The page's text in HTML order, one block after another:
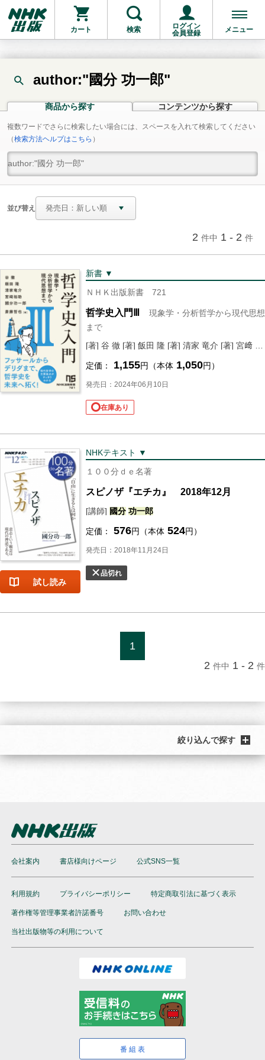
カート 検索
ログイン
会員登録
メニュー
author:"國分 功一郎"
商品から探す コンテンツから探す
複数ワードでさらに検索したい場合には、スペースを入れて検索してください
（検索方法ヘルプはこちら ）
並び替え
2 件中 1 - 2 件
新書 ▼
ＮＨＫ出版新書 721
哲学史入門Ⅲ
現象学・分析哲学から現代思想
まで
定価： 1,155円（本体 1,050円）
発売日：2024年06月10日
在庫あり
試し読み
NHKテキスト ▼
１００分ｄｅ名著
スピノザ『エチカ』 2018年12月
[講師] 國分 功一郎
定価： 576円（本体 524円）
発売日：2018年11月24日
品切れ
1
2 件中 1 - 2 件
絞り込んで探す
会社案内 書店様向けページ 公式SNS一覧
利用規約 プライバシーポリシー 特定商取引法に基づく表示
著作権等管理事業者許諾番号 お問い合わせ
当社出版物等の利用について
番組表